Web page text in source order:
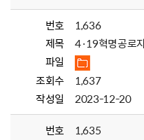
번호
1,636
제목
4·19혁명공로
파일
조회수
1,637
작성일
2023-12-20
번호
1,635